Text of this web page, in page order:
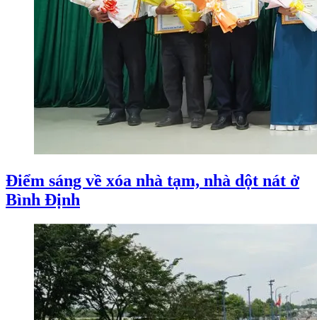
Điểm sáng về xóa nhà tạm, nhà dột nát ở
Bình Định